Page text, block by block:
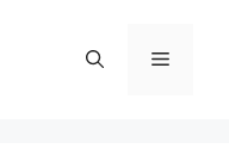
Menu